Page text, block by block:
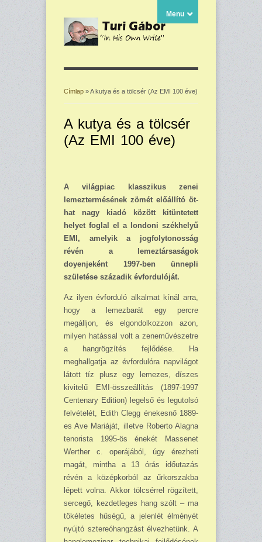
Menu
Címlap » A kutya és a tölcsér (Az EMI 100 éve)
A kutya és a tölcsér
(Az EMI 100 éve)
A világpiac klasszikus zenei
lemeztermésének zömét előállító öt-
hat nagy kiadó között kitün­tetett
helyet foglal el a londoni székhelyű
EMI, amelyik a jogfolytonosság
révén a lemez­társaságok
doyenjeként 1997-ben ünnepli
születése századik évfordulóját.
Az ilyen évforduló alkalmat kínál arra,
hogy a lemezbarát egy percre
megálljon, és elgondolkozzon azon,
milyen hatással volt a zeneművészetre
a hangrögzítés fejlődése. Ha
meghallgatja az évfordulóra nap­világot
látott tíz plusz egy lemezes, díszes
kivitelű EMI-összeállítás (1897-1997
Centenary Edition) legelső és legutolsó
felvételét, Edith Clegg énekesnő 1889-
es Ave Mariáját, illetve Roberto Alagna
tenorista 1995-ös énekét Massenet
Werther c. operájából, úgy érezheti
magát, mintha a 13 órás időutazás
révén a középkorból az űrkorszakba
lépett volna. Akkor tölcsérrel rögzített,
sercegő, kezdetleges hang szólt – ma
tökéletes hűségű, a jelenlét élményét
nyújtó sztereóhangzást élvezhetünk. A